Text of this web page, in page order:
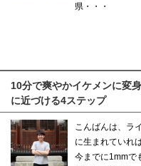
県・・・
10分で爽やかイケメンに変
に近づける4ステップ
こんばんは、ラ
に生まれていれ
今までに1mmで